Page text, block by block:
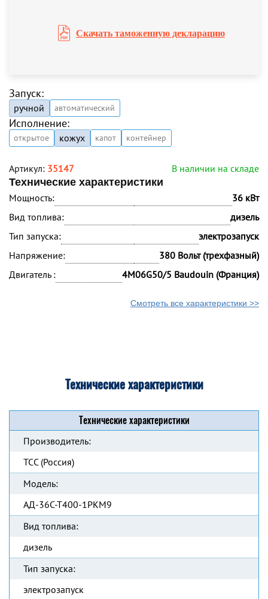
Скачать таможенную декларацию
Запуск:
ручной автоматический
Исполнение:
открытое кожух капот контейнер
Артикул: 35147
В наличии на складе
Технические характеристики
Мощность:
36 кВт
Вид топлива:
дизель
Тип запуска:
электрозапуск
Напряжение:
380 Вольт (трехфазный)
Двигатель :
4M06G50/5 Baudouin (Франция)
Смотреть все характеристики >>
Технические характеристики
Технические характеристики
Производитель:
ТСС (Россия)
Модель:
АД-36С-Т400-1РКМ9
Вид топлива:
дизель
Тип запуска:
электрозапуск